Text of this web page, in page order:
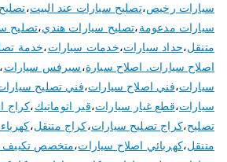
سيارات رخيص،تصليح سيارات عند البيت،
سيارات مدعومة،تصليح سيارات هندي،تصليح
متنقل،حداد سيارات،خدمات سيارات،خدمة
اصلاح سيارات. اصلاح سيارة،سيرفس سيارات،
سيارات،فني اصلاح سيارات،فني تصليح
سيارات،قطع غيار سيارات،قير اتوماتيك،كراج
تصليح،كراج تصليح سيارات،كراج متنقل،
متنقل،كهربائي اصلاح سيارات،متخصص تكييف